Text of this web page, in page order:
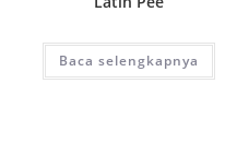
Baca selengkapnya